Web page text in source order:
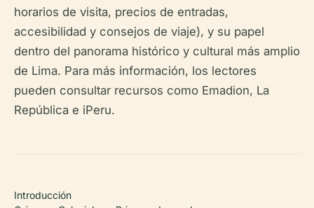
horarios de visita, precios de entradas,
accesibilidad y consejos de viaje), y su papel
dentro del panorama histórico y cultural más amplio
de Lima. Para más información, los lectores
pueden consultar recursos como Emadion, La
República e iPeru.
Introducción